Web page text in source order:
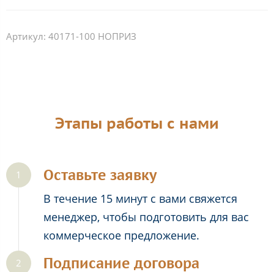
Артикул: 40171-100 НОПРИЗ
Этапы работы с нами
Оставьте заявку
В течение 15 минут с вами свяжется
менеджер, чтобы подготовить для вас
коммерческое предложение.
Подписание договора